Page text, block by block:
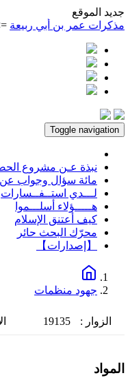
الموقع
بن أبي ربيعة => أ.
Toggle navigation
نبذة عـن مشروع
مائة سؤال وجواب عن
لـــدي استــفــسارات
هـــــؤلاء أسلـــموا
كيف أعتنق الإسلام
محرّك البحث حائر
【إصدارات】
جهود منظمات
الزوار : 19135